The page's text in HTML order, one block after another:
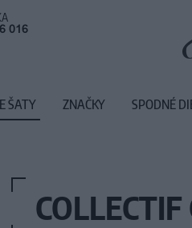
016
ŠATY ZNAČKY SPODNÉ